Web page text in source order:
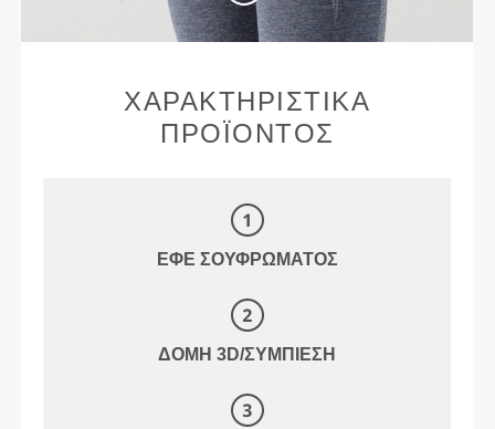
ΧΑΡΑΚΤΗΡΙΣΤΙΚΆ
ΠΡΟΪΌΝΤΟΣ
ΕΦΈ ΣΟΥΦΡΏΜΑΤΟΣ
ΔΟΜΉ 3D/ΣΥΜΠΊΕΣΗ